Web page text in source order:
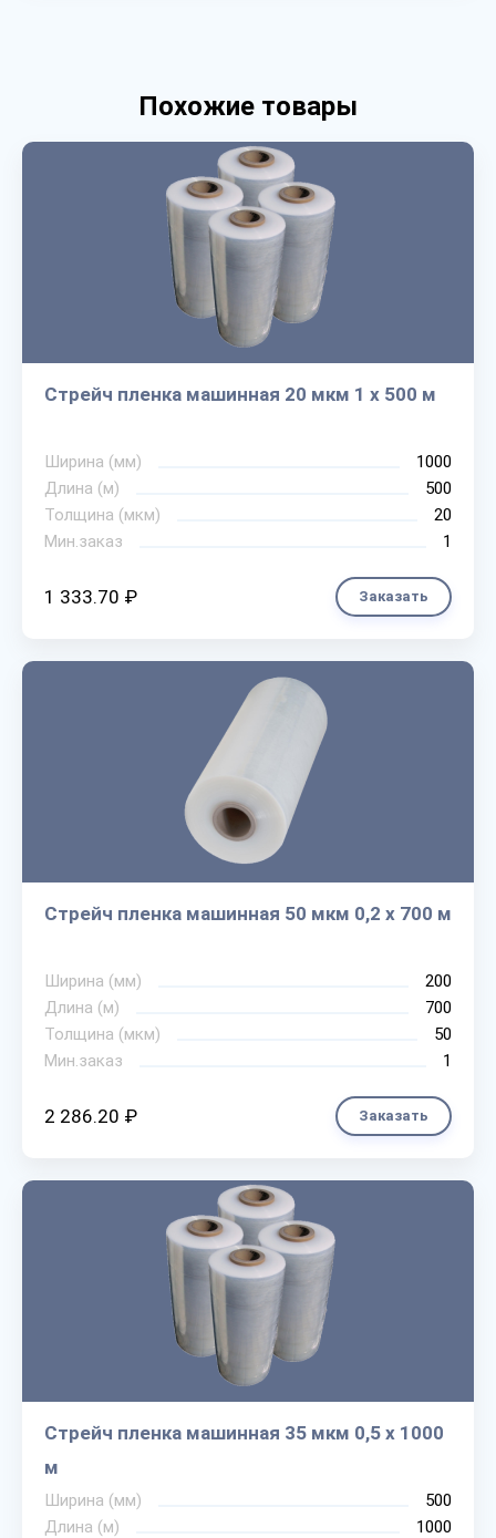
Похожие товары
Стрейч пленка машинная 20 мкм 1 х 500 м
Ширина (мм)
1000
Длина (м)
500
Толщина (мкм)
20
Мин.заказ
1
1 333.70 ₽ Заказать
Стрейч пленка машинная 50 мкм 0,2 х 700 м
Ширина (мм)
200
Длина (м)
700
Толщина (мкм)
50
Мин.заказ
1
2 286.20 ₽ Заказать
Стрейч пленка машинная 35 мкм 0,5 х 1000
м
Ширина (мм)
500
Длина (м)
1000